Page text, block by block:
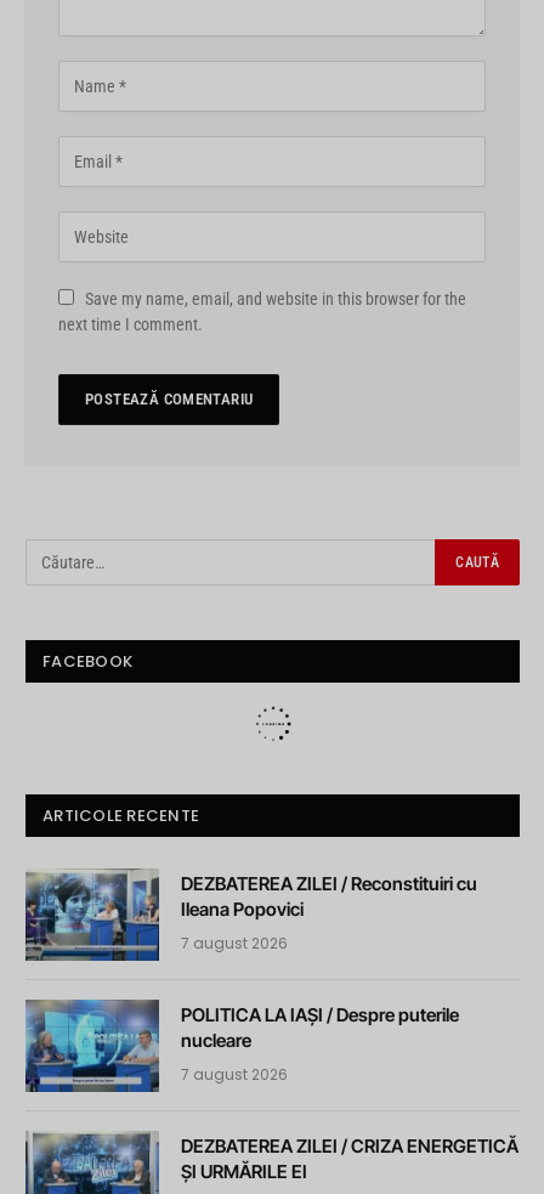
Save my name, email, and website in this browser for the
next time I comment.
FACEBOOK
ARTICOLE RECENTE
DEZBATEREA ZILEI / Reconstituiri cu
Ileana Popovici
7 august 2026
POLITICA LA IAȘI / Despre puterile
nucleare
7 august 2026
DEZBATEREA ZILEI / CRIZA ENERGETICĂ
ȘI URMĂRILE EI